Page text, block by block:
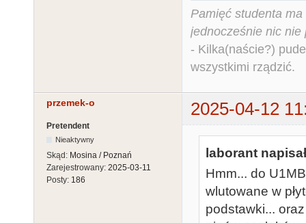
Pamięć studenta
jednocześnie nic nie
- Kilka(naście?)
wszystkimi rządzić.
przemek-o 2025-04-12
Pretendent
Nieaktywny
Skąd: Mosina / Poznań
Zarejestrowany: 2025-03-11
Posty: 186
laborant
Hmm... do
wlutowane w
podstawki...